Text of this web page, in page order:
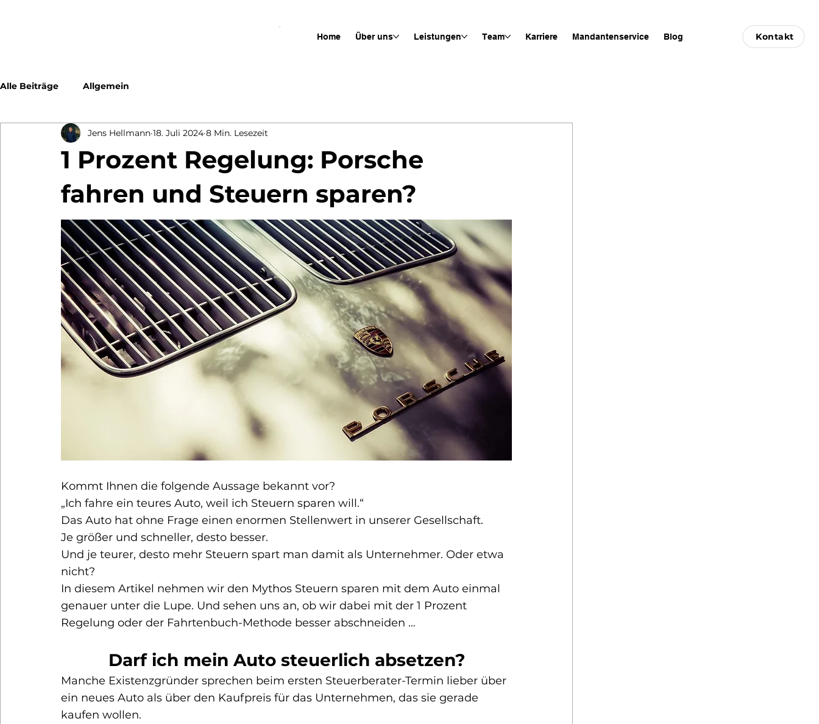
Home Über uns Leistungen Team Karriere Mandantenservice Blog Kontakt
Alle Beiträge Allgemein
1 Prozent Regelung: Porsche
fahren und Steuern sparen?
Jens Hellmann 18. Juli 2024 8 Min. Lesezeit
Kommt Ihnen die folgende Aussage bekannt vor?
„Ich fahre ein teures Auto, weil ich Steuern sparen will.“
Das Auto hat ohne Frage einen enormen Stellenwert in unserer Gesellschaft.
Je größer und schneller, desto besser.
Und je teurer, desto mehr Steuern spart man damit als Unternehmer. Oder etwa
nicht?
In diesem Artikel nehmen wir den Mythos Steuern sparen mit dem Auto einmal
genauer unter die Lupe. Und sehen uns an, ob wir dabei mit der 1 Prozent
Regelung oder der Fahrtenbuch-Methode besser abschneiden …
Darf ich mein Auto steuerlich absetzen?
Manche Existenzgründer sprechen beim ersten Steuerberater-Termin lieber über
ein neues Auto als über den Kaufpreis für das Unternehmen, das sie gerade
kaufen wollen.